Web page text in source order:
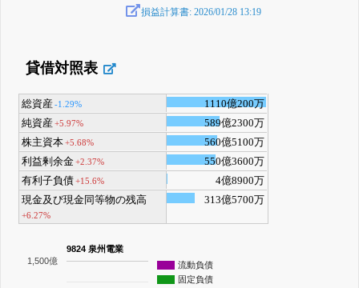
損益計算書: 2026/01/28 13:19
貸借対照表
総資産-1.29%
1110億200万
純資産+5.97%
589億2300万
株主資本+5.68%
560億5100万
利益剰余金+2.37%
550億3600万
有利子負債+15.6%
4億8900万
現金及び現金同等物の残高
+6.27%
313億5700万
9824 泉州電業
流動負債
固定負債
1,500億